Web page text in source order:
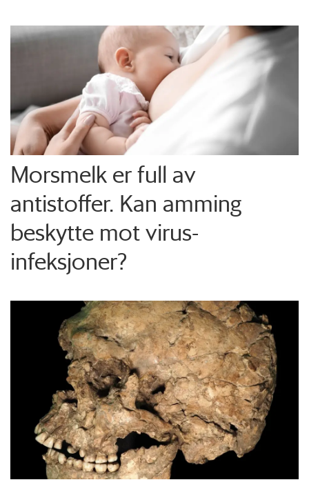
Morsmelk er full av
antistoffer. Kan amming
beskytte mot virus-
infeksjoner?